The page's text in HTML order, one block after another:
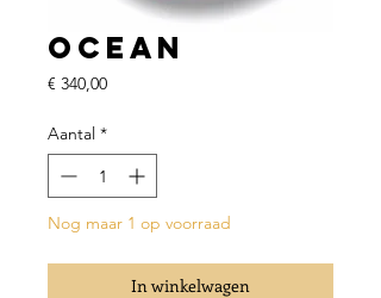
Ocean
€ 340,00Prijs
Aantal *
Nog maar 1 op voorraad
In winkelwagen